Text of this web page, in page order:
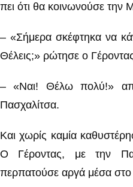
πει ότι θα κοινωνούσε την
– «Σήμερα σκέφτηκα να
Θέλεις;» ρώτησε ο
– «Ναι! Θέλω πολύ!»
Πασχαλίτσα.
Και χωρίς καμία
Ο Γέροντας, με την
περπατούσε αργά μέσα